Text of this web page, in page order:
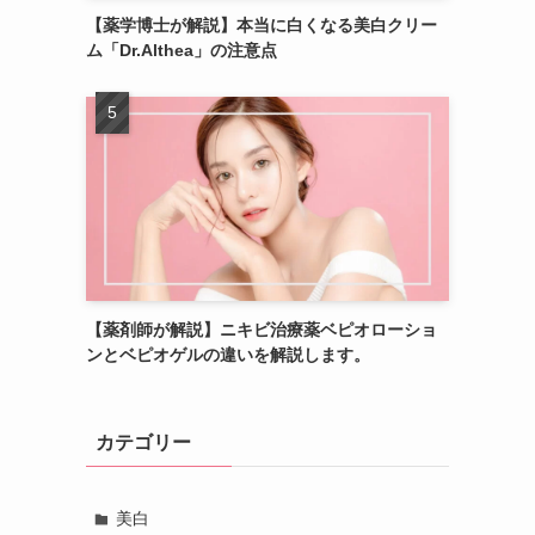
【薬学博士が解説】本当に白くなる美白クリー
ム「Dr.Althea」の注意点
【薬剤師が解説】ニキビ治療薬ベピオローショ
ンとベピオゲルの違いを解説します。
カテゴリー
美白